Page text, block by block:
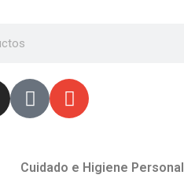
U
s
E
n
l
Cuidado e Higiene Personal